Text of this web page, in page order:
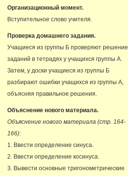
Организационный момент.
Вступительное слово учителя.
Проверка домашнего задания.
Учащиеся из группы Б проверяют решение
заданий в тетрадях у учащихся группы А.
Затем, у доски учащиеся из группы Б
разбирают ошибки учащихся из группы А,
объясняя правильное решения.
Объяснение нового материала.
Объяснение нового материала (стр. 164-
166):
1. Ввести определение синуса.
2. Ввести определение косинуса.
3. Вывести основные тригонометрические